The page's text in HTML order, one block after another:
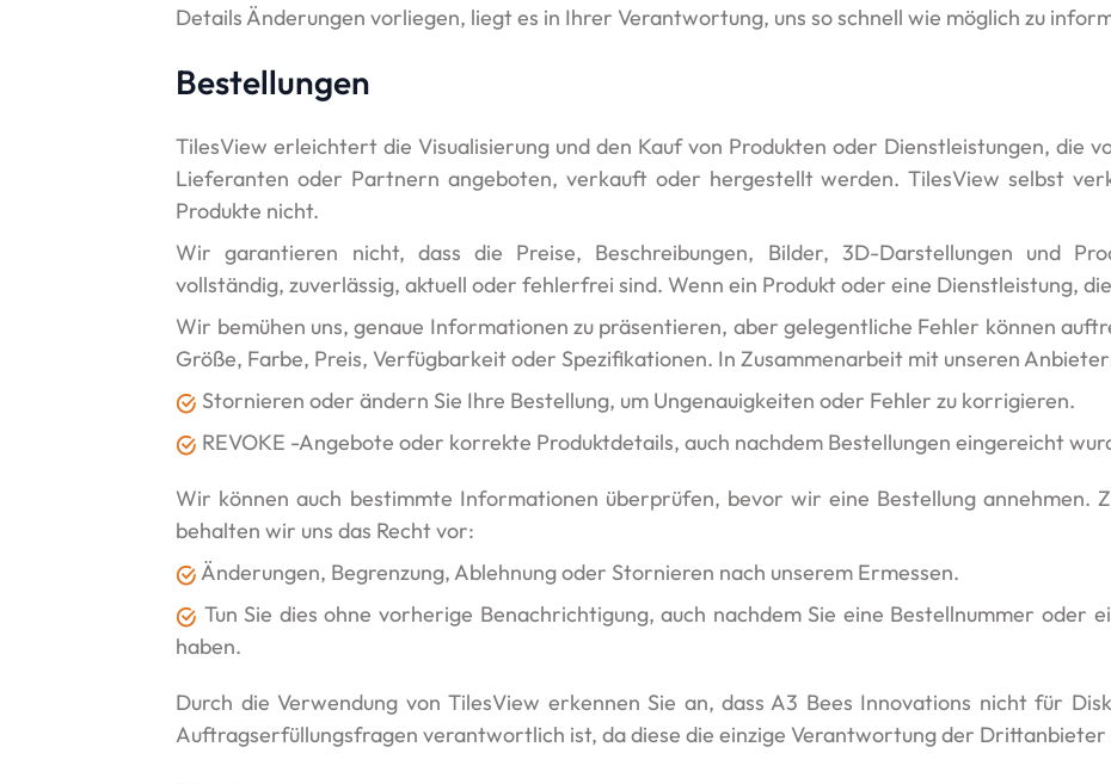
Details Änderungen vorliegen, liegt es in Ihrer Verantwortung, uns so schnell wie möglich zu
Bestellungen
TilesView erleichtert die Visualisierung und den Kauf von Produkten oder Dienstleistungen, die
Lieferanten oder Partnern angeboten, verkauft oder hergestellt werden. TilesView selbst
Produkte nicht.
Wir garantieren nicht, dass die Preise, Beschreibungen, Bilder, 3D-Darstellungen und
vollständig, zuverlässig, aktuell oder fehlerfrei sind. Wenn ein Produkt oder eine Dienstleistung,
Wir bemühen uns, genaue Informationen zu präsentieren, aber gelegentliche Fehler können
Größe, Farbe, Preis, Verfügbarkeit oder Spezifikationen. In Zusammenarbeit mit unseren
Stornieren oder ändern Sie Ihre Bestellung, um Ungenauigkeiten oder Fehler zu korrigieren.
REVOKE -Angebote oder korrekte Produktdetails, auch nachdem Bestellungen eingereicht
Wir können auch bestimmte Informationen überprüfen, bevor wir eine Bestellung annehmen.
behalten wir uns das Recht vor:
Änderungen, Begrenzung, Ablehnung oder Stornieren nach unserem Ermessen.
Tun Sie dies ohne vorherige Benachrichtigung, auch nachdem Sie eine Bestellnummer oder
haben.
Durch die Verwendung von TilesView erkennen Sie an, dass A3 Bees Innovations nicht für
Auftragserfüllungsfragen verantwortlich ist, da diese die einzige Verantwortung der Drittanbieter